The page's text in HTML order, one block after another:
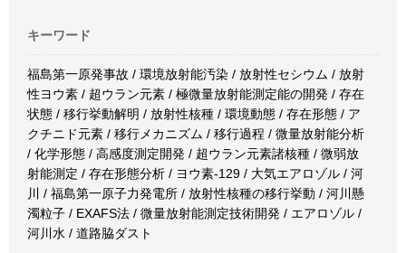
キーワード
福島第一原発事故 / 環境放射能汚染 / 放射性セシウム / 放射
性ヨウ素 / 超ウラン元素 / 極微量放射能測定能の開発 / 存在
状態 / 移行挙動解明 / 放射性核種 / 環境動態 / 存在形態 / ア
クチニド元素 / 移行メカニズム / 移行過程 / 微量放射能分析
/ 化学形態 / 高感度測定開発 / 超ウラン元素諸核種 / 微弱放
射能測定 / 存在形態分析 / ヨウ素-129 / 大気エアロゾル / 河
川 / 福島第一原子力発電所 / 放射性核種の移行挙動 / 河川懸
濁粒子 / EXAFS法 / 微量放射能測定技術開発 / エアロゾル /
河川水 / 道路脇ダスト